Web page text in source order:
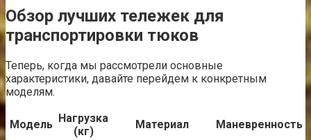
Обзор лучших тележек для
транспортировки тюков
Теперь, когда мы рассмотрели основные
характеристики, давайте перейдем к конкретным
моделям.
Модель Нагрузка
(кг)
Материал
Маневренность